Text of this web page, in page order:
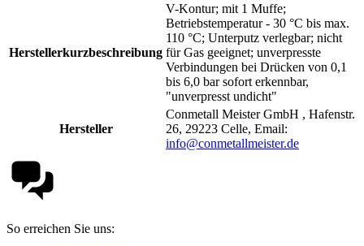
Herstellerkurzbeschreibung
V-Kontur; mit 1 Muffe;
Betriebstemperatur - 30 °C bis max.
110 °C; Unterputz verlegbar; nicht
für Gas geeignet; unverpresste
Verbindungen bei Drücken von 0,1
bis 6,0 bar sofort erkennbar,
"unverpresst undicht"
Hersteller
Conmetall Meister GmbH , Hafenstr.
26, 29223 Celle, Email:
info@conmetallmeister.de
So erreichen Sie uns: